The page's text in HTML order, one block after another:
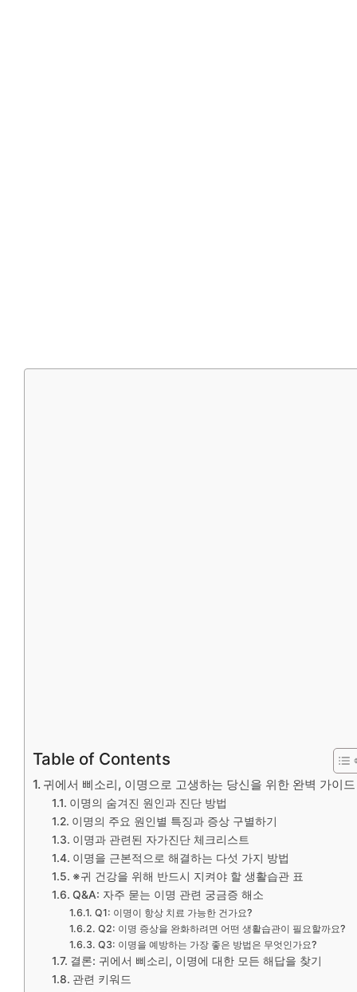
Table of Contents
귀에서 삐소리, 이명으로 고생하는 당신을 위한 완벽 가이드
이명의 숨겨진 원인과 진단 방법
이명의 주요 원인별 특징과 증상 구별하기
이명과 관련된 자가진단 체크리스트
이명을 근본적으로 해결하는 다섯 가지 방법
※귀 건강을 위해 반드시 지켜야 할 생활습관 표
Q&A: 자주 묻는 이명 관련 궁금증 해소
Q1: 이명이 항상 치료 가능한 건가요?
Q2: 이명 증상을 완화하려면 어떤 생활습관이 필요할까요?
Q3: 이명을 예방하는 가장 좋은 방법은 무엇인가요?
결론: 귀에서 삐소리, 이명에 대한 모든 해답을 찾기
관련 키워드